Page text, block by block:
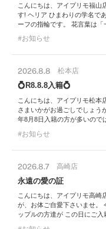
こんにちは、アイプリモ福山
す! ヘリア ひまわりの学名で
ーフの指輪です。 花言葉は「
お知らせ
2026.8.8 松本店
💍R8.8.8入籍💍
こんにちは、アイプリモ松本
さまいかがお過ごしでしょう
年8月8日入籍の方が多いので
お知らせ
2026.8.7 高崎店
永遠の愛の証
こんにちは、アイプリモ高崎
が、お体ご自愛下さいませ。
ップルの方達が この日にご入